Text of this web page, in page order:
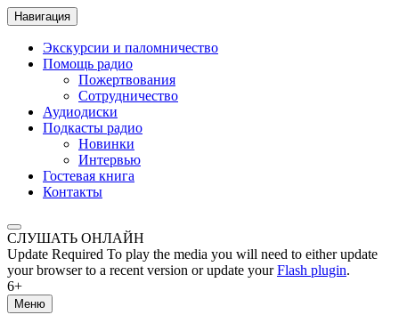
Навигация
Экскурсии и паломничество
Помощь радио
Пожертвования
Сотрудничество
Аудиодиски
Подкасты радио
Новинки
Интервью
Гостевая книга
Контакты
СЛУШАТЬ ОНЛАЙН
Update Required To play the media you will need to either update
your browser to a recent version or update yourFlash plugin.
6+
Меню